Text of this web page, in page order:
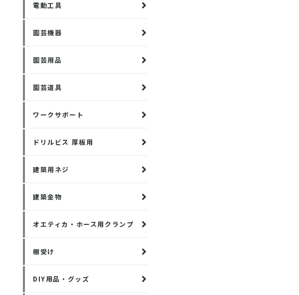
電動工具
園芸機器
園芸用品
園芸道具
ワークサポート
ドリルビス 厚板用
建築用ネジ
建築金物
オエティカ・ホース用クランプ
棚受け
DIY用品・グッズ